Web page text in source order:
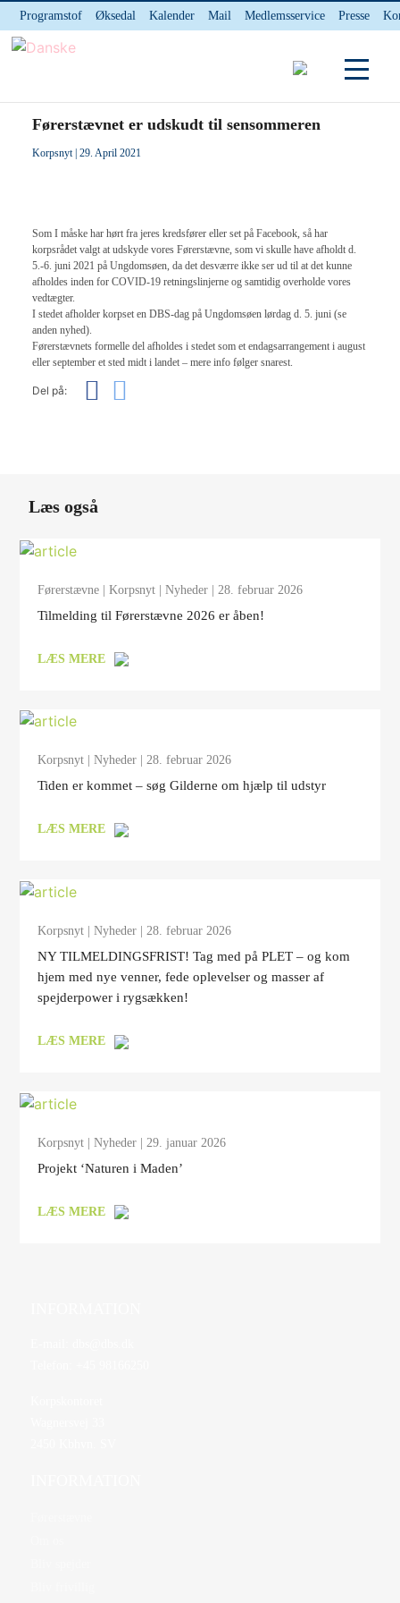
Programstof Øksedal Kalender Mail Medlemsservice Presse
INTERNnet
Førerstævnet er udskudt til sensommeren
Korpsnyt| 29. April 2021
Som I måske har hørt fra jeres kredsfører eller set på Facebook, så har
korpsrådet valgt at udskyde vores Førerstævne, som vi skulle have afholdt d.
5.-6. juni 2021 på Ungdomsøen, da det desværre ikke ser ud til at det kunne
afholdes inden for COVID-19 retningslinjerne og samtidig overholde vores
vedtægter.
I stedet afholder korpset en DBS-dag på Ungdomsøen lørdag d. 5. juni (se
anden nyhed).
Førerstævnets formelle del afholdes i stedet som et endagsarrangement i august
eller september et sted midt i landet – mere info følger snarest.
Del på:
Læs også
Førerstævne |Korpsnyt |Nyheder | 28. februar 2026
Tilmelding til Førerstævne 2026 er åben!
LÆS MERE
Korpsnyt |Nyheder | 28. februar 2026
Tiden er kommet – søg Gilderne om hjælp til udstyr
LÆS MERE
Korpsnyt |Nyheder | 28. februar 2026
NY TILMELDINGSFRIST! Tag med på PLET – og kom
hjem med nye venner, fede oplevelser og masser af
spejderpower i rygsækken!
LÆS MERE
Korpsnyt |Nyheder | 29. januar 2026
Projekt ‘Naturen i Maden’
LÆS MERE